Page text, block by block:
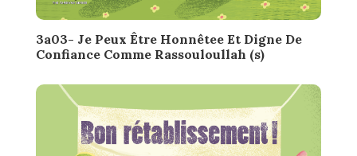
3a03- Je Peux Être Honnêtee Et Digne De
Confiance Comme Rassouloullah (s)